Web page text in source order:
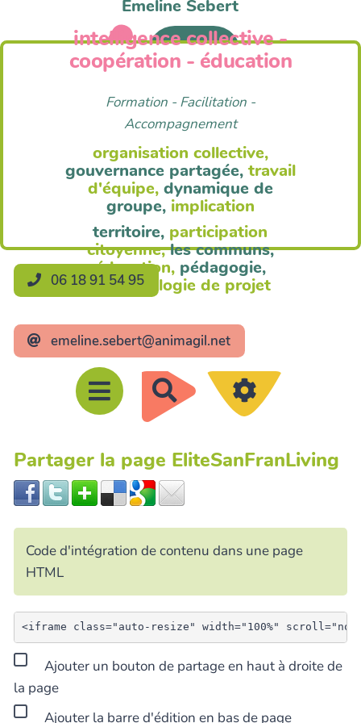
R
e
h
e
r
c
h
r
Anim'Agil
Emeline Sebert
intelligence collective -
coopération - éducation
Formation - Facilitation -
Accompagnement
organisation collective,
gouvernance partagée, travail
d'équipe, dynamique de
groupe, implication
territoire, participation
citoyenne, les communs,
éducation, pédagogie,
méthodologie de projet
06 18 91 54 95
emeline.sebert@animagil.net
Partager la page EliteSanFranLiving
Code d'intégration de contenu dans une page
HTML
Ajouter un bouton de partage en haut à droite de
la page
Ajouter la barre d'édition en bas de page